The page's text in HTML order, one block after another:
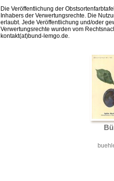
Die Veröffentlichung der
Inhabers der Verwertungsrechte. Die
erlaubt. Jede Veröffentlichung und/oder
Verwertungsrechte wurden vom
kontakt(at)bund-lemgo.de.